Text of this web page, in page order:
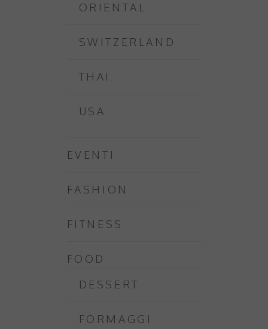
ORIENTAL
SWITZERLAND
THAI
USA
EVENTI
FASHION
FITNESS
FOOD
DESSERT
FORMAGGI